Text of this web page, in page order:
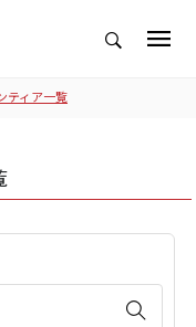
ティア一覧